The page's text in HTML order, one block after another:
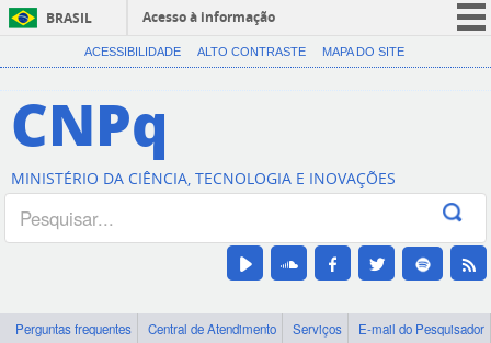
BRASIL
Acesso à informação
CORONAVÍRUS (COVID-19)
Canais
ACESSIBILIDADE ALTO CONTRASTE MAPA DO SITE
CNPq
MINISTÉRIO DA CIÊNCIA, TECNOLOGIA E INOVAÇÕES
Perguntas frequentes Central de Atendimento Serviços
E-mail do Pesquisador